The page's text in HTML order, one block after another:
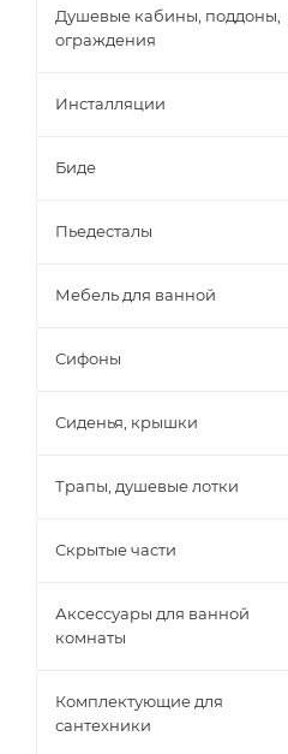
Душевые кабины, поддоны,
ограждения
Инсталляции
Биде
Пьедесталы
Мебель для ванной
Сифоны
Сиденья, крышки
Трапы, душевые лотки
Скрытые части
Аксессуары для ванной
комнаты
Комплектующие для
сантехники